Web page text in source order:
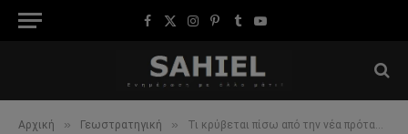
Facebook
X
Instagram
Pinterest
TumblrYouTube
Αρχική » Γεωστρατηγική » Τι κρύβεται πίσω από την νέα πρόταση του Ερντογάν για τη Συρία;